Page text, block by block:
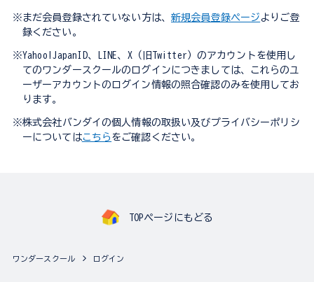
※まだ会員登録されていない方は、 新規会員登録ページ よりご登
録ください。
※Yahoo!JapanID、LINE、X（旧Twitter）のアカウントを使用し
てのワンダースクールのログインにつきましては、これらのユ
ーザーアカウントのログイン情報の照合確認のみを使用してお
ります。
※株式会社バンダイの個人情報の取扱い及びプライバシーポリシ
ーについてはこちら をご確認ください。
TOPページにもどる
ワンダースクール ログイン